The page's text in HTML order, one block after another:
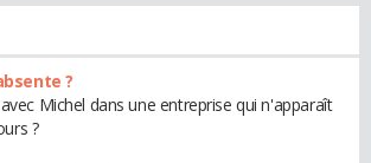
?
Michel dans une entreprise qui n'apparaît
?